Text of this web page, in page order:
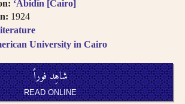
as -
Fatḥ is
ʻĀbidīn [Cairo]
1924
University in Cairo
شاهِد فوراً
READ ONLINE